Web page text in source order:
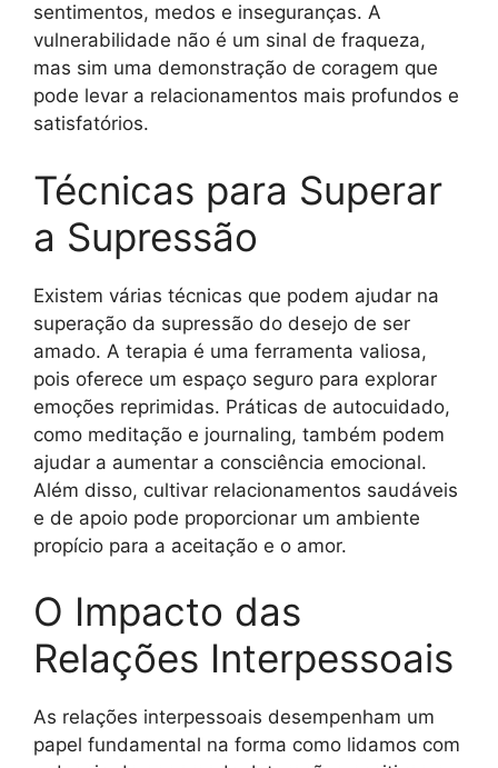
sentimentos, medos e inseguranças. A
vulnerabilidade não é um sinal de fraqueza,
mas sim uma demonstração de coragem que
pode levar a relacionamentos mais profundos e
satisfatórios.
Técnicas para Superar
a Supressão
Existem várias técnicas que podem ajudar na
superação da supressão do desejo de ser
amado. A terapia é uma ferramenta valiosa,
pois oferece um espaço seguro para explorar
emoções reprimidas. Práticas de autocuidado,
como meditação e journaling, também podem
ajudar a aumentar a consciência emocional.
Além disso, cultivar relacionamentos saudáveis
e de apoio pode proporcionar um ambiente
propício para a aceitação e o amor.
O Impacto das
Relações Interpessoais
As relações interpessoais desempenham um
papel fundamental na forma como lidamos com